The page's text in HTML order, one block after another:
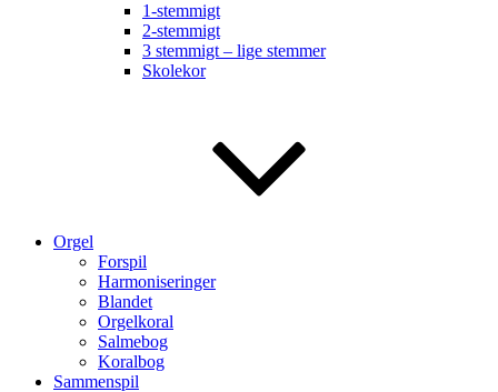
1-stemmigt
2-stemmigt
3 stemmigt – lige stemmer
Skolekor
Orgel
Forspil
Harmoniseringer
Blandet
Orgelkoral
Salmebog
Koralbog
Sammenspil